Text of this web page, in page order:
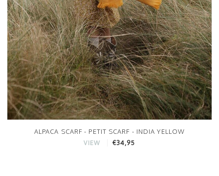
ALPACA SCARF - PETIT SCARF - INDIA YELLOW
VIEW €34,95